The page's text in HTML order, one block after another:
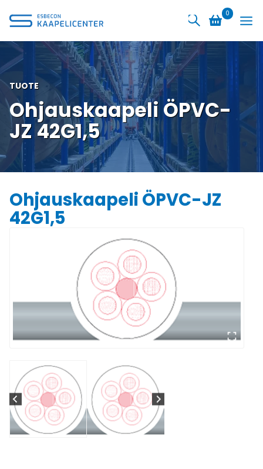
sisältöön
0
TUOTE
Ohjauskaapeli ÖPVC-
JZ 42G1,5
Ohjauskaapeli ÖPVC-JZ
42G1,5